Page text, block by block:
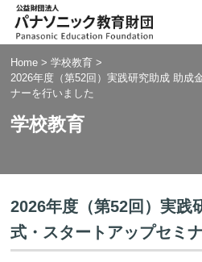
Home >学校教育 >
2026年度（第52回）実践研究助成 助成
ナーを行いました
学校教育
2026年度（第52回）実践
式・スタートアップセミ